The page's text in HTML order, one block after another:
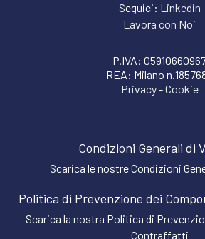
Seguici: Linkedin
Lavora con Noi
P.IVA:
REA: Milano
Privacy-Cookie
Condizioni Generali di
Scarica le nostre Condizioni
Politica di Prevenzione dei
Scarica la nostra Politica di
Contraffatti